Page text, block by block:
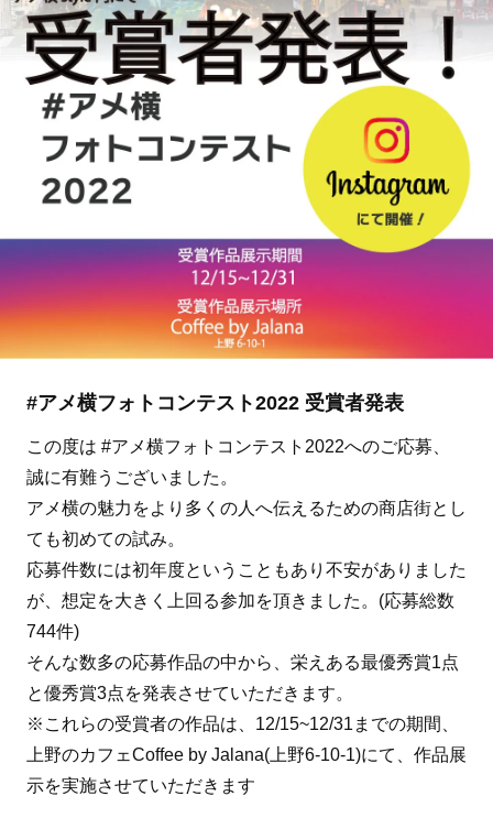
#アメ横フォトコンテスト2022 受賞者発表
この度は #アメ横フォトコンテスト2022へのご応募、
誠に有難うございました。
アメ横の魅力をより多くの人へ伝えるための商店街とし
ても初めての試み。
応募件数には初年度ということもあり不安がありました
が、想定を大きく上回る参加を頂きました。(応募総数
744件)
そんな数多の応募作品の中から、栄えある最優秀賞1点
と優秀賞3点を発表させていただきます。
※これらの受賞者の作品は、12/15~12/31までの期間、
上野のカフェCoffee by Jalana(上野6-10-1)にて、作品展
示を実施させていただきます